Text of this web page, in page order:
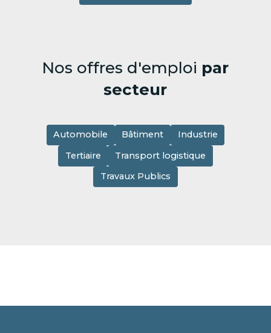
Nos offres d'emploi par
secteur
Automobile Bâtiment
Industrie
Tertiaire
Transport logistique
Travaux Publics